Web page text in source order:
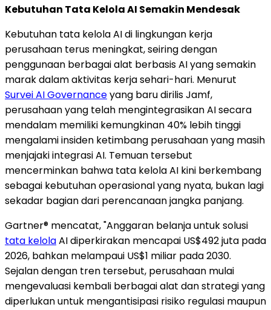
Kebutuhan Tata Kelola AI Semakin Mendesak
Kebutuhan tata kelola AI di lingkungan kerja
perusahaan terus meningkat, seiring dengan
penggunaan berbagai alat berbasis AI yang semakin
marak dalam aktivitas kerja sehari-hari. Menurut
Survei AI Governanceyang baru dirilis Jamf,
perusahaan yang telah mengintegrasikan AI secara
mendalam memiliki kemungkinan 40% lebih tinggi
mengalami insiden ketimbang perusahaan yang masih
menjajaki integrasi AI. Temuan tersebut
mencerminkan bahwa tata kelola AI kini berkembang
sebagai kebutuhan operasional yang nyata, bukan lagi
sekadar bagian dari perencanaan jangka panjang.
Gartner® mencatat, "Anggaran belanja untuk solusi
tata kelolaAI diperkirakan mencapai US$492 juta pada
2026, bahkan melampaui US$1 miliar pada 2030.
Sejalan dengan tren tersebut, perusahaan mulai
mengevaluasi kembali berbagai alat dan strategi yang
diperlukan untuk mengantisipasi risiko regulasi maupun